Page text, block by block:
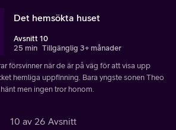
Det hemsökta huset
Avsnitt 10
25 min Tillgänglig 3+ månader
försvinner när de är på väg för att visa upp
hemliga uppfinning. Bara yngste sonen Theo
men ingen tror honom.
10 av 26 Avsnitt